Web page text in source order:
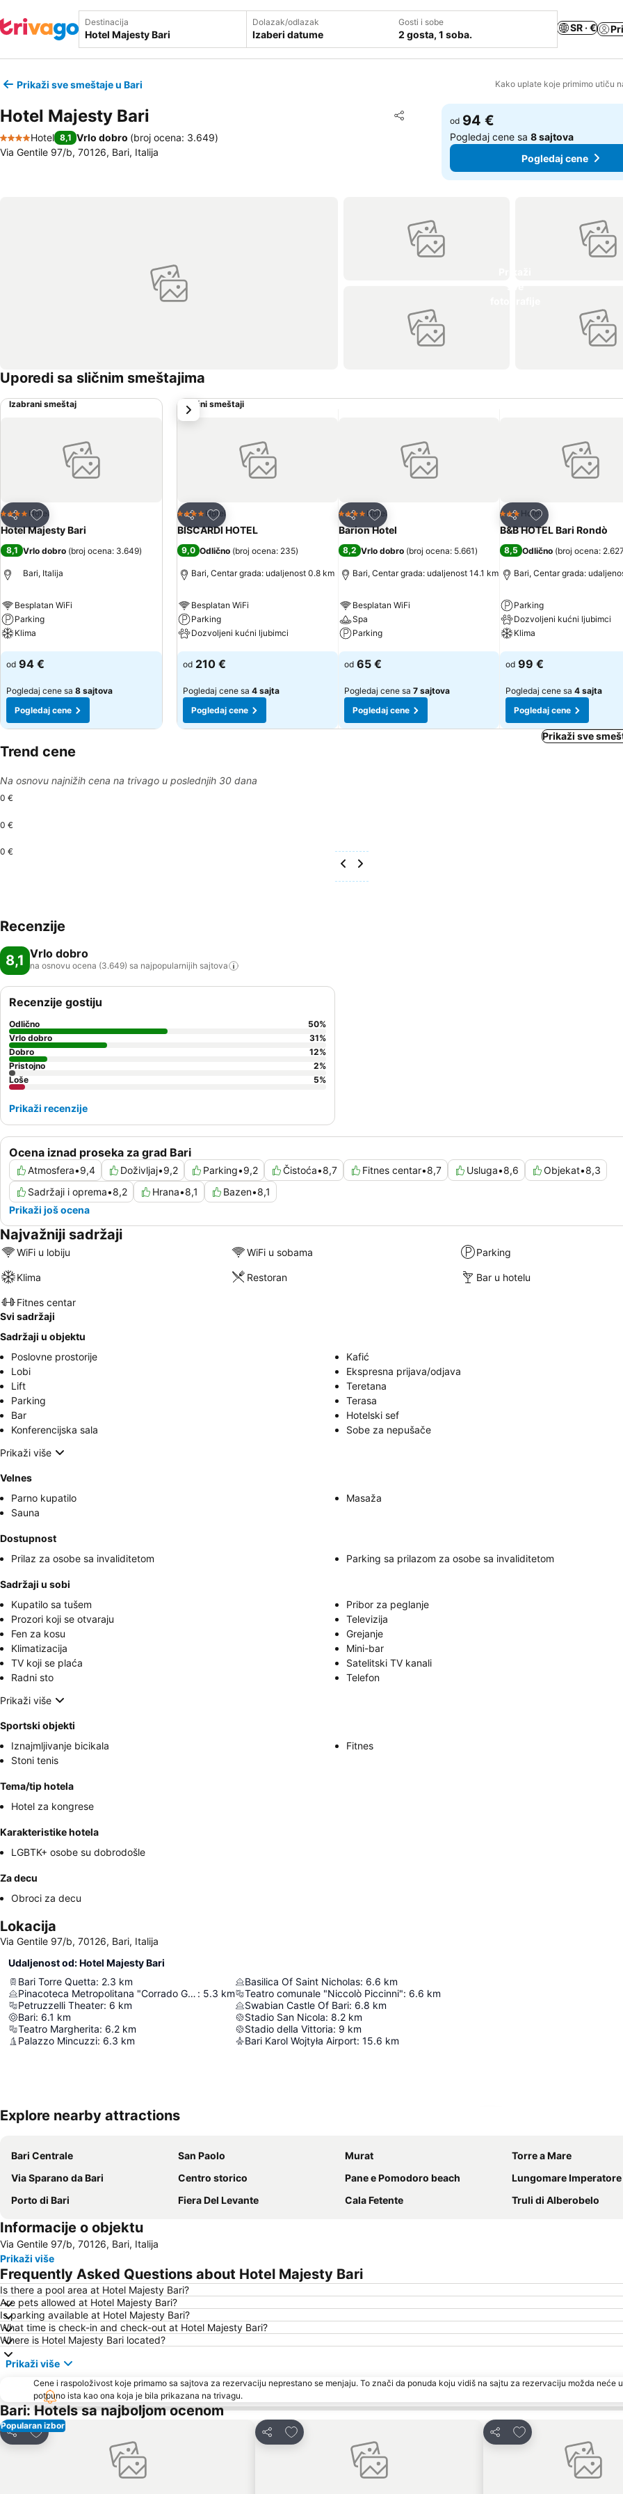
Destinacija Dolazak/odlazak
Izaberi datume
Gosti i sobe
2 gosta, 1 soba.
SR · €
Prikaži sve smeštaje u Bari Kako uplate koje primimo utiču
Hotel Majesty Bari Deli
Dodati u favorite
4 Zvezdice
Hotel 8,1 Vrlo dobro (broj ocena: 3.649)
Via Gentile 97/b, 70126, Bari, Italija
od 94 €
Pogledaj cene sa8 sajtova
Pogledaj cene
Uporedi sa sličnim smeštajima
Izabrani smeštaj
Deli
Dodati u favorite
4 Zvezdice
Hotel
Hotel Majesty Bari
8,1 Vrlo dobro (broj ocena: 3.649)
Bari, Italija
Besplatan WiFi
Parking
Klima
Pogledaj cene
od 94 €
Pogledaj cene sa 8 sajtova
Pogledaj cene
Slični smeštaji
Deli
Dodati u favorite
4 Zvezdice
Hotel
BISCARDI HOTEL
9,0 Odlično (broj ocena: 235)
Bari, Centar grada: udaljenost 0.8 km
Besplatan WiFi
Parking
Dozvoljeni kućni ljubimci
Pogledaj cene
od 210 €
Pogledaj cene sa 4 sajta
Pogledaj cene
Deli
Dodati u favorite
4 Zvezdice
Hotel
Barion Hotel
8,2 Vrlo dobro (broj ocena: 5.661)
Bari, Centar grada: udaljenost 14.1 km
Besplatan WiFi
Spa
Parking
Pogledaj cene
od 65 €
Pogledaj cene sa 7 sajtova
Pogledaj cene
Deli
Dodati u favorite
3 Zvezdice
Hotel
B&B HOTEL Bari Rondò
8,5 Odlično (broj ocena:
Bari, Centar grada:
Parking
Dozvoljeni kućni ljubimci
Klima
Pogledaj cene
od 99 €
Pogledaj cene sa 4 sajta
Pogledaj cene
sledeće
Prikaži sve
Trend cene
Na osnovu najnižih cena na trivago u poslednjih 30 dana
0 €
0 €
0 €
Recenzije
8,1 Vrlo dobro
na osnovu ocena (3.649) sa najpopularnijih sajtova
Ocena iznad proseka za grad Bari
Atmosfera•9,4 Doživljaj•9,2 Parking•9,2 Čistoća•8,7 Fitnes centar•8,7 Usluga•8,6 Objekat•8,3
Sadržaji i oprema•8,2 Hrana•8,1 Bazen•8,1
Prikaži još ocena
Recenzije gostiju
Odlično 50%
Vrlo dobro
31%
Dobro
12%
Pristojno
2%
Loše
5%
Prikaži recenzije
Najvažniji sadržaji
WiFi u lobiju WiFi u sobama Parking
Klima Restoran Bar u hotelu
Fitnes centar
Svi sadržaji
Sadržaji u objektu
Poslovne prostorije
Kafić
Lobi
Ekspresna prijava/odjava
Lift
Teretana
Parking
Terasa
Bar
Hotelski sef
Konferencijska sala
Sobe za nepušače
Prikaži više
Velnes
Parno kupatilo
Masaža
Sauna
Dostupnost
Prilaz za osobe sa invaliditetom
Parking sa prilazom za osobe sa invaliditetom
Sadržaji u sobi
Kupatilo sa tušem
Pribor za peglanje
Prozori koji se otvaraju
Televizija
Fen za kosu
Grejanje
Klimatizacija
Mini-bar
TV koji se plaća
Satelitski TV kanali
Radni sto
Telefon
Prikaži više
Sportski objekti
Iznajmljivanje bicikala
Fitnes
Stoni tenis
Tema/tip hotela
Hotel za kongrese
Karakteristike hotela
LGBTK+ osobe su dobrodošle
Za decu
Obroci za decu
Lokacija
Via Gentile 97/b, 70126, Bari, Italija
Udaljenost od: Hotel Majesty Bari
Bari Torre Quetta: 2.3 km
Pinacoteca Metropolitana "Corrado Giaquinto" : 5.3 km
Petruzzelli Theater: 6 km
Bari: 6.1 km
Teatro Margherita: 6.2 km
Palazzo Mincuzzi: 6.3 km
Basilica Of Saint Nicholas: 6.6 km
Teatro comunale "Niccolò Piccinni": 6.6 km
Swabian Castle Of Bari: 6.8 km
Stadio San Nicola: 8.2 km
Stadio della Vittoria: 9 km
Bari Karol Wojtyła Airport: 15.6 km
Explore nearby attractions
Bari Centrale San Paolo Murat
Torre a Mare
Via Sparano da Bari
Centro storico Pane e Pomodoro beach
Lungomare
Porto di Bari
Fiera Del Levante Cala Fetente Truli di Alberobelo
Informacije o objektu
Via Gentile 97/b, 70126, Bari, Italija
Prikaži više
Frequently Asked Questions about Hotel Majesty Bari
Is there a pool area at Hotel Majesty Bari?
Are pets allowed at Hotel Majesty Bari?
Is parking available at Hotel Majesty Bari?
What time is check-in and check-out at Hotel Majesty Bari?
Where is Hotel Majesty Bari located?
Prikaži više
Cene i raspoloživost koje primamo sa sajtova za rezervaciju neprestano se menjaju. To znači da ponuda koju vidiš na sajtu za rezervaciju možda neće
potpuno ista kao ona koja je bila prikazana na trivagu.
Bari: Hotels sa najboljom ocenom
Popularan izbor
Deli
Dodati u favorite
Deli
Dodati u favorite
Deli
Dodati u favorite